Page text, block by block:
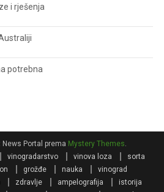
i rješenja
potrebna
News Portal prema Mystery Themes.
vinogradarstvo vinova loza
sorta
grožđe nauka
vinograd
zdravlje ampelografija
istorija